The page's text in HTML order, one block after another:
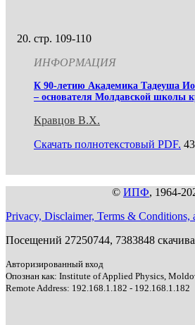
стр. 109-110
ИНФОРМАЦИЯ
К 90-летию Академика Тадеуша
– основателя Молдавской школы
Кравцов В.Х.
Скачать полнотекстовый PDF.
© ИПФ, 1964-
Privacy, Disclaimer, Terms &
Посещений 27250744, 7383848
Авторизированный вход
Опознан как: Institute of Applied Physics,
Remote Address: 192.168.1.182 - 192.168.1.182